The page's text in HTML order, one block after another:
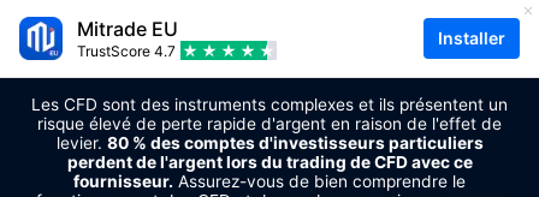
Mitrade EU
TrustScore 4.7
Installer
Les CFD sont des instruments complexes et ils présentent un
risque élevé de perte rapide d'argent en raison de l'effet de
levier. 80 % des comptes d'investisseurs particuliers
perdent de l'argent lors du trading de CFD avec ce
fournisseur. Assurez-vous de bien comprendre le